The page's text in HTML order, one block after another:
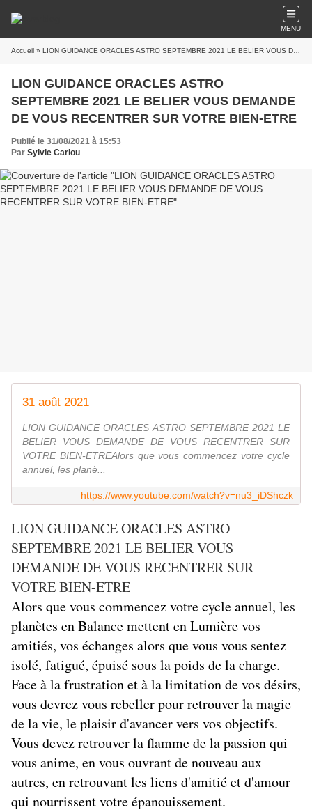
MENU
Accueil » LION GUIDANCE ORACLES ASTRO SEPTEMBRE 2021 LE BELIER VOUS DEMANDE DE VOUS RECENTRER SUR VOTRE BIEN-ETRE
LION GUIDANCE ORACLES ASTRO
SEPTEMBRE 2021 LE BELIER VOUS DEMANDE
DE VOUS RECENTRER SUR VOTRE BIEN-ETRE
Publié le 31/08/2021 à 15:53
Par Sylvie Cariou
31 août 2021
LION GUIDANCE ORACLES ASTRO SEPTEMBRE 2021 LE
BELIER VOUS DEMANDE DE VOUS RECENTRER SUR
VOTRE BIEN-ETREAlors que vous commencez votre cycle
annuel, les planè...
https://www.youtube.com/watch?v=nu3_iDShczk
LION GUIDANCE ORACLES ASTRO
SEPTEMBRE 2021 LE BELIER VOUS
DEMANDE DE VOUS RECENTRER SUR
VOTRE BIEN-ETRE
Alors que vous commencez votre cycle annuel, les
planètes en Balance mettent en Lumière vos
amitiés, vos échanges alors que vous vous sentez
isolé, fatigué, épuisé sous la poids de la charge.
Face à la frustration et à la limitation de vos désirs,
vous devrez vous rebeller pour retrouver la magie
de la vie, le plaisir d'avancer vers vos objectifs.
Vous devez retrouver la flamme de la passion qui
vous anime, en vous ouvrant de nouveau aux
autres, en retrouvant les liens d'amitié et d'amour
qui nourrissent votre épanouissement.